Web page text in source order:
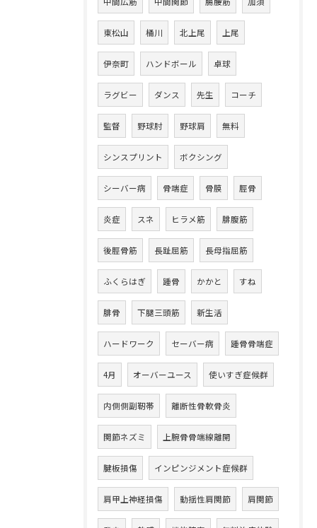
東松山 桶川 北上尾 上尾
伊奈町 ハンドボール 卓球
ラグビー ダンス 先生 コーチ
監督 野球肘 野球肩 無料
シンスプリント ボクシング
シーバー病 骨端症 骨膜 脛骨
炎症 スネ ヒラメ筋 腓腹筋
後脛骨筋 長趾屈筋 長母指屈筋
ふくらはぎ 踵骨 かかと すね
腓骨 下腿三頭筋 新生活
ハードワーク セーバー病 踵骨骨端症
4月 オーバーユース 使いすぎ症候群
内側側副靭帯 離断性骨軟骨炎
関節ネズミ 上腕骨骨端線離開
腱板損傷 インピンジメント症候群
肩甲上神経損傷 動揺性肩関節 肩関節